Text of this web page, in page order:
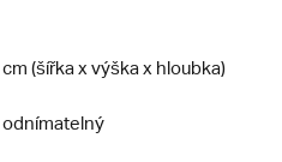
(šířka x výška x hloubka)